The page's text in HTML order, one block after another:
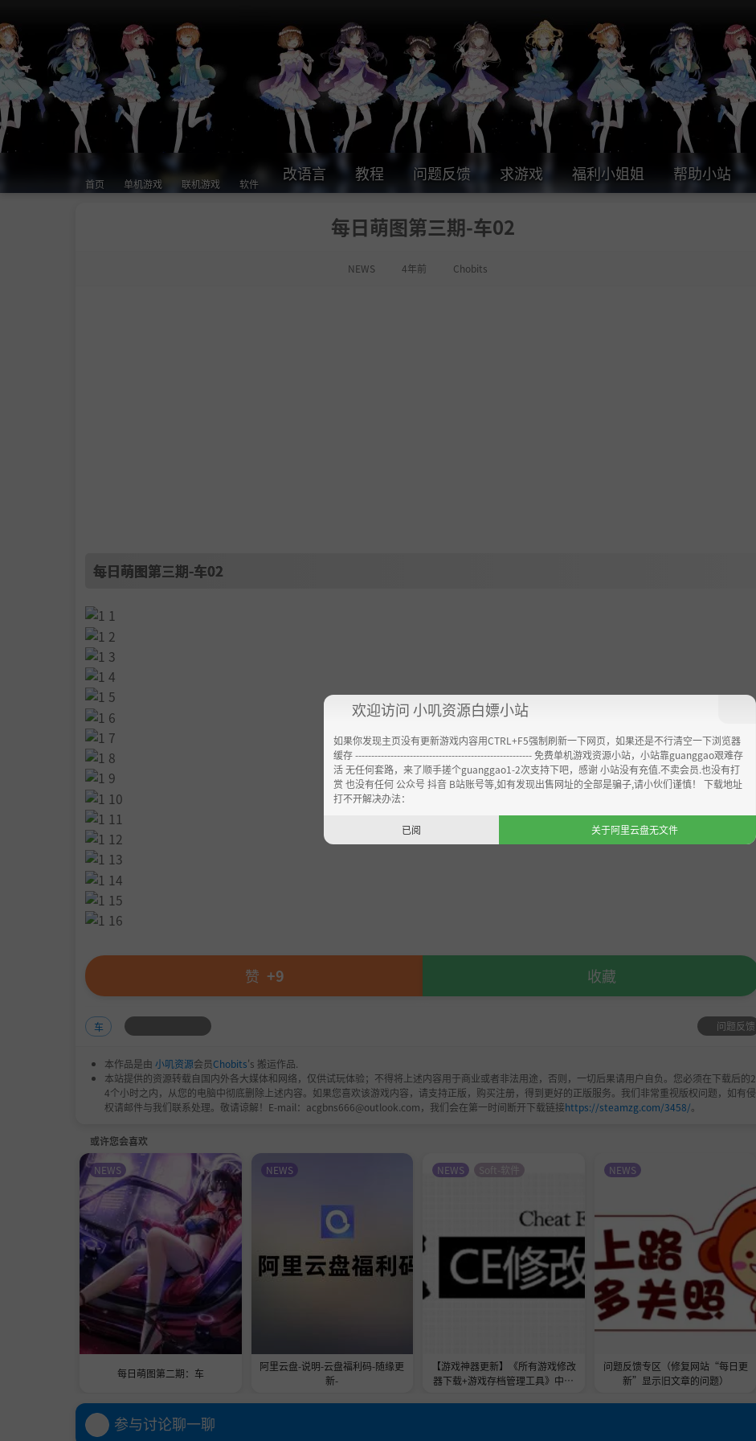
首页 单机游戏 联机游戏 软件
改语言 教程 问题反馈 求游戏 福利小姐姐 帮助小站
每日萌图第三期-车02
NEWS 4年前 Chobits
每日萌图第三期-车02
赞 +9 收藏
车 问题反馈
本作品是由 小叽资源会员Chobits's 搬运作品.
本站提供的资源转载自国内外各大媒体和网络，仅供试玩体验；不得将上述内容用于商业或者非法用途，否则，一切后果请用户自负。您必须在下载后的2
4个小时之内，从您的电脑中彻底删除上述内容。如果您喜欢该游戏内容，请支持正版，购买注册，得到更好的正版服务。我们非常重视版权问题，如有侵
权请邮件与我们联系处理。敬请谅解！E-mail：acgbns666@outlook.com，我们会在第一时间断开下载链接https://steamzg.com/3458/。
或许您会喜欢
每日萌图第二期：车
NEWS
阿里云盘-说明-云盘福利码-随缘更
新-
NEWS
【游戏神器更新】《所有游戏修改
器下载+游戏存档管理工具》中文
NEWS Soft-软件
问题反馈专区（修复网站“每日更
新”显示旧文章的问题）
NEWS
参与讨论聊一聊
欢迎访问 小叽资源白嫖小站
如果你发现主页没有更新游戏内容用CTRL+F5强制刷新一下网页，如果还是不行清空一下浏览器
缓存 ------------------------------------------------------- 免费单机游戏资源小站，小站靠guanggao艰难存
活 无任何套路，来了顺手搓个guanggao1-2次支持下吧，感谢 小站没有充值.不卖会员.也没有打
赏 也没有任何 公众号 抖音 B站账号等,如有发现出售网址的全部是骗子,请小伙们谨慎！ 下载地址
打不开解决办法：
已阅 关于阿里云盘无文件